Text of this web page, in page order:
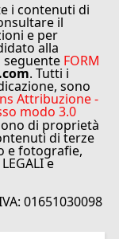
i contenuti di
il
e per
alla
seguente FORM
. Tutti i
sono
Attribuzione -
modo 3.0
di proprietà
di terze
e fotografie,
e
01651030098